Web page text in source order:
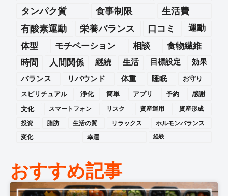
タンパク質 食事制限
生活費
有酸素運動
栄養バランス 口コミ
運動
体型
モチベーション 相談
食物繊維
時間
人間関係 継続 生活 目標設定
効果
バランス
リバウンド 体重 睡眠
お守り
スピリチュアル
浄化 簡単 アプリ 予約
感謝
文化
スマートフォン リスク 資産運用
資産形成
投資
脂肪 生活の質 リラックス
ホルモンバランス
変化
幸運 経験
おすすめ記事